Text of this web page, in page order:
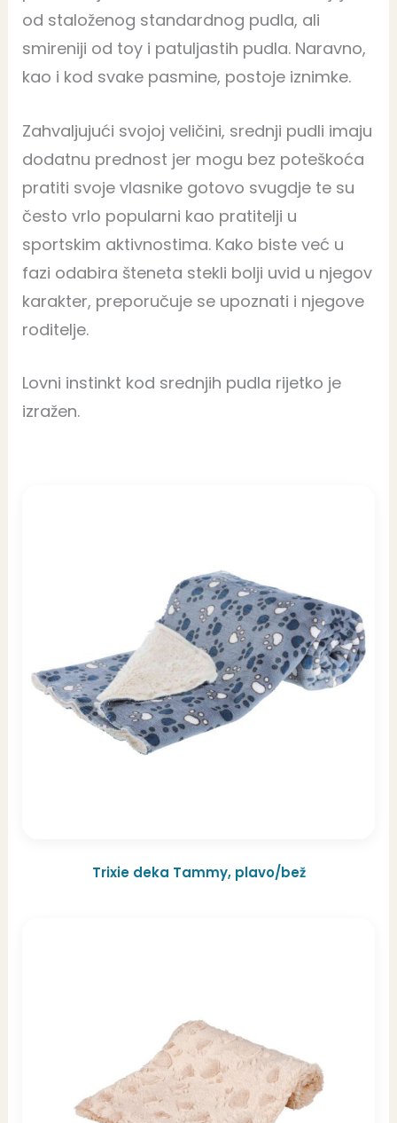
od staloženog standardnog pudla, ali
smireniji od toy i patuljastih pudla. Naravno,
kao i kod svake pasmine, postoje iznimke.
Zahvaljujući svojoj veličini, srednji pudli imaju
dodatnu prednost jer mogu bez poteškoća
pratiti svoje vlasnike gotovo svugdje te su
često vrlo popularni kao pratitelji u
sportskim aktivnostima. Kako biste već u
fazi odabira šteneta stekli bolji uvid u njegov
karakter, preporučuje se upoznati i njegove
roditelje.
Lovni instinkt kod srednjih pudla rijetko je
izražen.
Trixie deka Tammy, plavo/bež